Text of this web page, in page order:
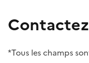
*Tous les champs